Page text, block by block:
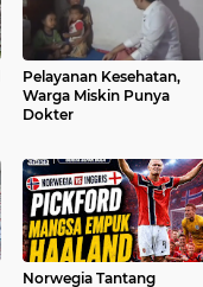
Pelayanan Kesehatan,
Warga Miskin Punya
Dokter
Norwegia Tantang